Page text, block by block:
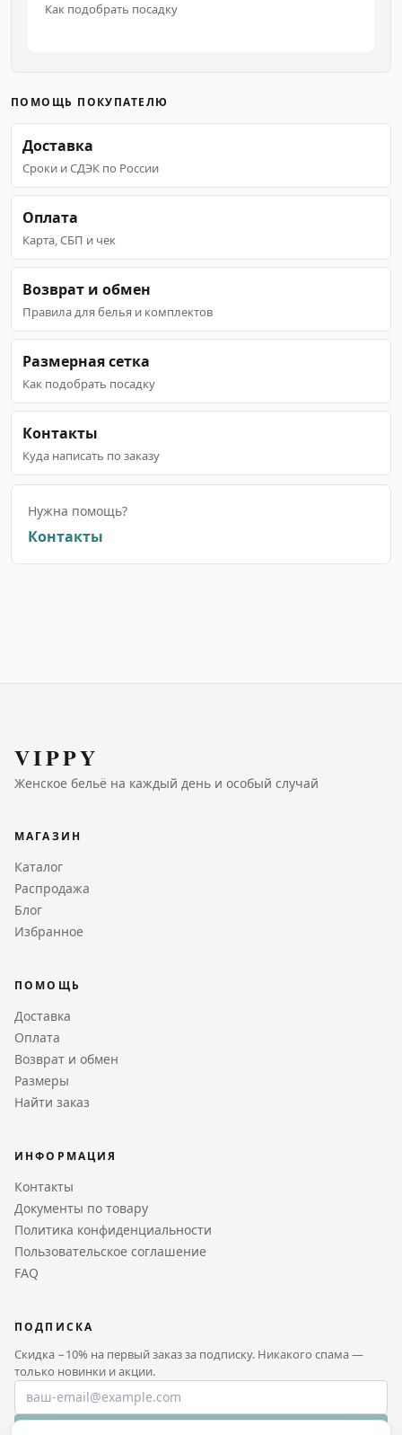
Как подобрать посадку
ПОМОЩЬ ПОКУПАТЕЛЮ
Доставка
Сроки и СДЭК по России
Оплата
Карта, СБП и чек
Возврат и обмен
Правила для белья и комплектов
Размерная сетка
Как подобрать посадку
Контакты
Куда написать по заказу
Нужна помощь?
Контакты
VIPPY
Женское бельё на каждый день и особый случай
МАГАЗИН
Каталог
Распродажа
Блог
Избранное
ПОМОЩЬ
Доставка
Оплата
Возврат и обмен
Размеры
Найти заказ
ИНФОРМАЦИЯ
Контакты
Документы по товару
Политика конфиденциальности
Пользовательское соглашение
FAQ
ПОДПИСКА
Скидка −10% на первый заказ за подписку. Никакого спама —
только новинки и акции.